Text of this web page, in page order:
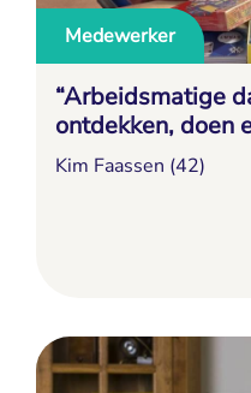
Medewerker
“Arbeidsmatige
ontdekken, doen
Kim Faassen (42)